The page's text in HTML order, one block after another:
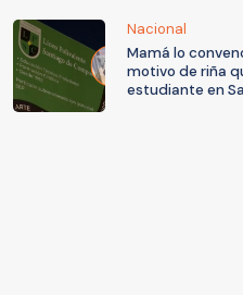
Nacional
Mamá lo
motivo de riña
estudiante en